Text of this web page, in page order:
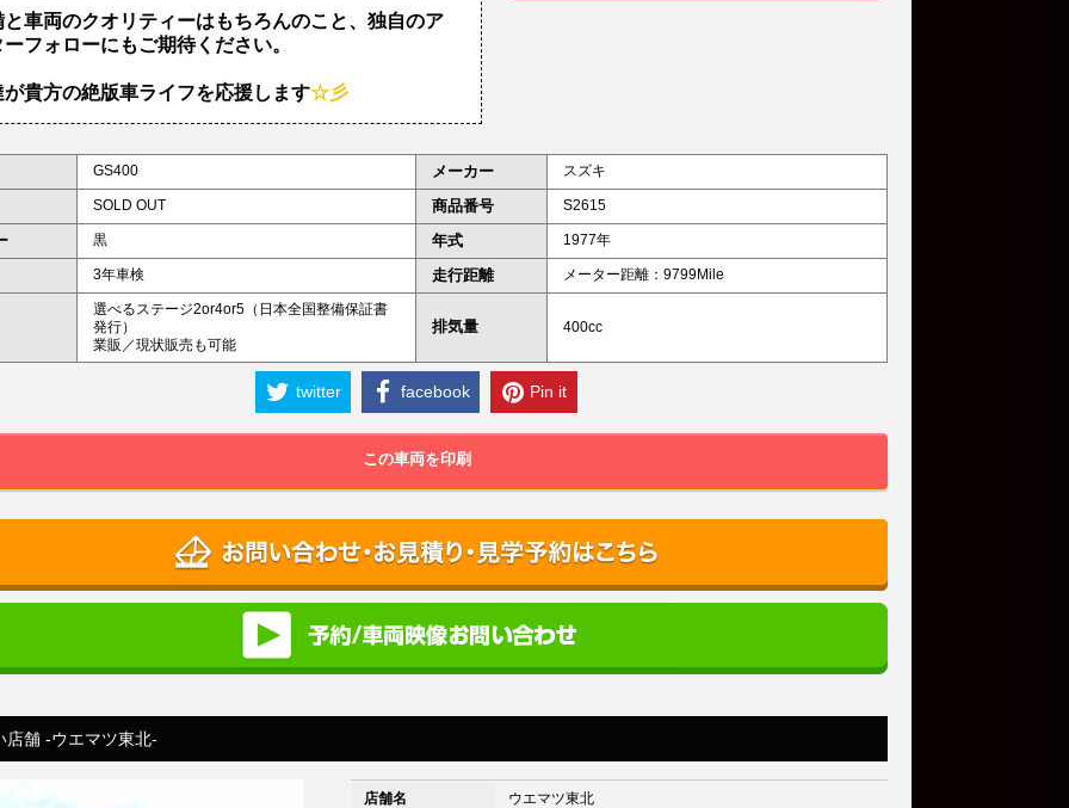
と車両のクオリティーはもちろんのこと、独自のア
フォローにもご期待ください。
が貴方の絶版車ライフを応援します☆彡
GS400 メーカー スズキ
SOLD OUT 商品番号 S2615
黒 年式 1977年
3年車検 走行距離 メーター距離：9799Mile
選べるステージ2or4or5（日本全国整備保証書
発行）
業販／現状販売も可能
排気量 400cc
twitter facebook Pin it
この車両を印刷
店舗 -ウエマツ東北-
店舗名 ウエマツ東北